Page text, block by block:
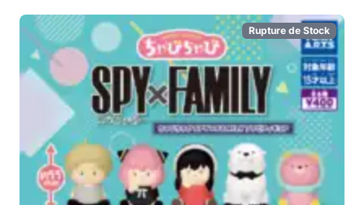
Rupture de Stock